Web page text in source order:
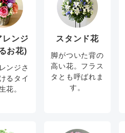
レンジ
お花)
ンジさ
るタイ
花。
スタンド花
脚がついた背の
高い花。フラス
タとも呼ばれま
す。